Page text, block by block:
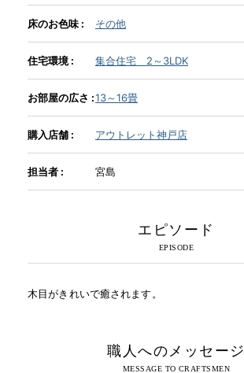
床のお色味 : その他
住宅環境 : 集合住宅 2～3LDK
お部屋の広さ :13～16畳
購入店舗 : アウトレット神戸店
担当者 : 宮島
エピソード
木目がきれいで癒されます。
職人へのメッセージ